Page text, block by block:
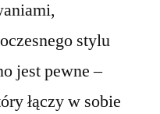
stylu
jest pewne –
łączy w sobie